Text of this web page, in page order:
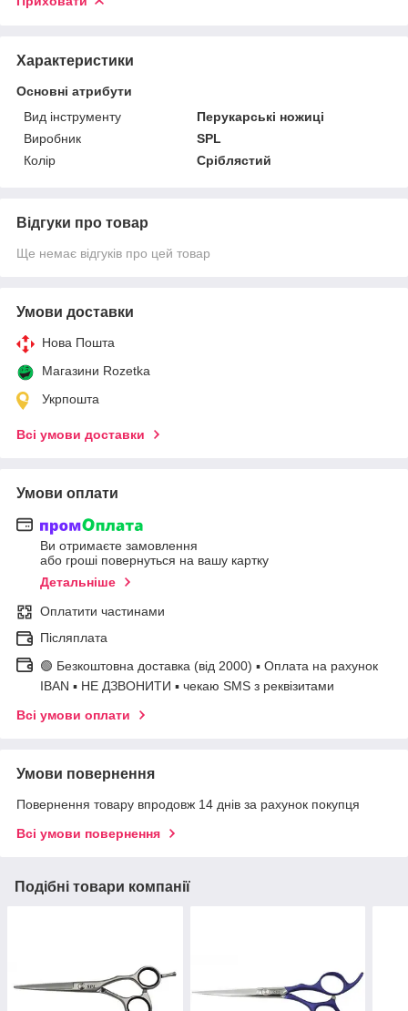
Характеристики
Основні атрибути
Вид інструменту
Перукарські ножиці
Виробник
SPL
Колір
Сріблястий
Відгуки про товар
Ще немає відгуків про цей товар
Умови доставки
Нова Пошта
Магазини Rozetka
Укрпошта
Всі умови доставки
Умови оплати
Ви отримаєте замовлення
або гроші повернуться на вашу картку
Детальніше
Оплатити частинами
Післяплата
🟢 Безкоштовна доставка (від 2000) ▪ Оплата на рахунок
IBAN ▪ НЕ ДЗВОНИТИ ▪ чекаю SMS з реквізитами
Всі умови оплати
Умови повернення
Повернення товару впродовж 14 днів за рахунок покупця
Всі умови повернення
Подібні товари компанії